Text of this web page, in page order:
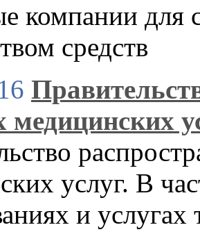
компании для
средств
медицинских
услуг. В
и